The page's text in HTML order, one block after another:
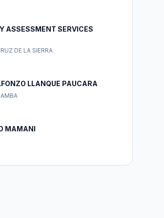
ASSESSMENT SERVICES
DE LA SIERRA
LLANQUE PAUCARA
GREGORIO MAMANI